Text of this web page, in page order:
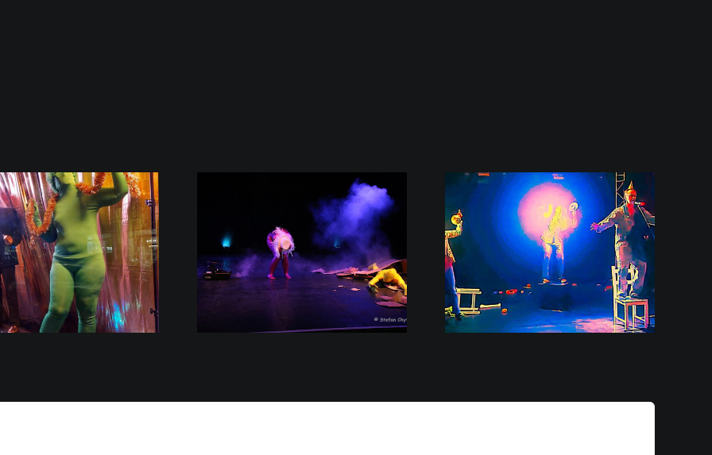
nonstoponstage – nach vielen
Livestreams jetzt endlich
auch wieder auf der Bühne
BLACKOUT – Uraufführung
auf unserer Bühne in KH!